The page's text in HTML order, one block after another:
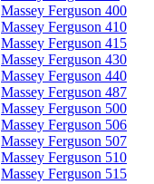
Massey Ferguson 400
Massey Ferguson 410
Massey Ferguson 415
Massey Ferguson 430
Massey Ferguson 440
Massey Ferguson 487
Massey Ferguson 500
Massey Ferguson 506
Massey Ferguson 507
Massey Ferguson 510
Massey Ferguson 515